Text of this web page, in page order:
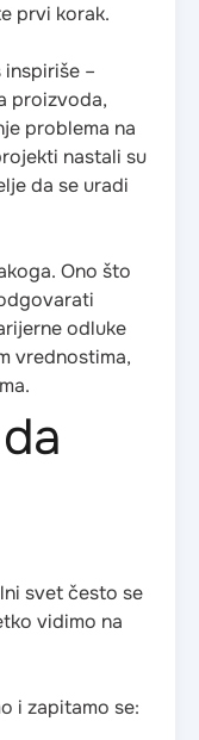
prvi korak.
–
proizvoda,
problema na
nastali su
da se uradi
Ono što
odluke
vrednostima,
svet često se
vidimo na
i zapitamo se: